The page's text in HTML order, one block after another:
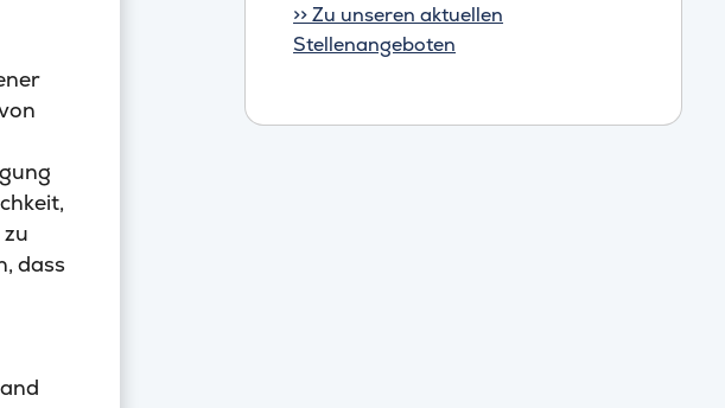
dass
>> Zu unseren aktuellen
Stellenangeboten